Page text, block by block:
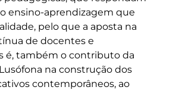
ensino-aprendizagem que
pelo que a aposta na
de docentes e
é, também o contributo da
na construção dos
contemporâneos, ao